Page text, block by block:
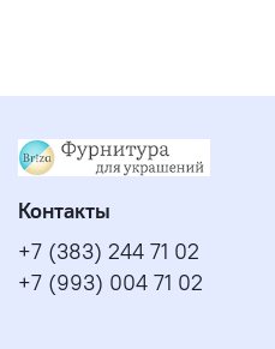
Контакты
+7 (383) 244 71 02
+7 (993) 004 71 02